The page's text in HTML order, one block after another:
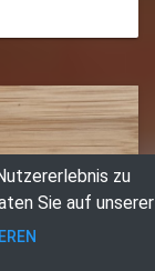
zu
Sie auf unserer